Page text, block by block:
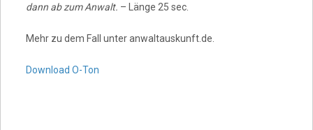
dann ab zum Anwalt. – Länge 25 sec.
Mehr zu dem Fall unter anwaltauskunft.de.
Download O-Ton